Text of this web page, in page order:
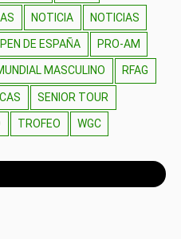
NOTICIA NOTICIAS
DE ESPAÑA PRO-AM
MASCULINO RFAG
SENIOR TOUR
TROFEO WGC